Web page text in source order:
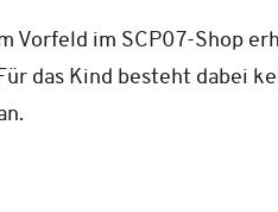
Vorfeld im SCP07-Shop
das Kind besteht dabei